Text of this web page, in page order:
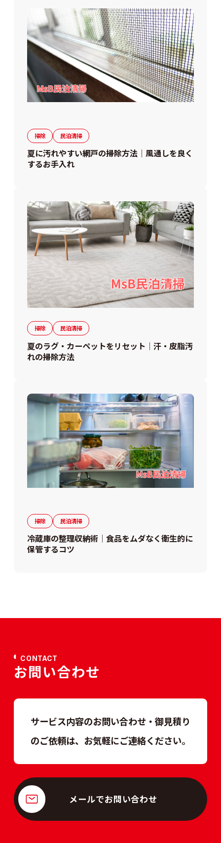
掃除 民泊清掃
夏に汚れやすい網戸の掃除方法｜風通しを良く
するお手入れ
掃除 民泊清掃
夏のラグ・カーペットをリセット｜汗・皮脂汚
れの掃除方法
掃除 民泊清掃
冷蔵庫の整理収納術｜食品をムダなく衛生的に
保管するコツ
お問い合わせ
CONTACT
サービス内容のお問い合わせ・御見積り
のご依頼は、 お気軽にご連絡ください。
メールでお問い合わせ